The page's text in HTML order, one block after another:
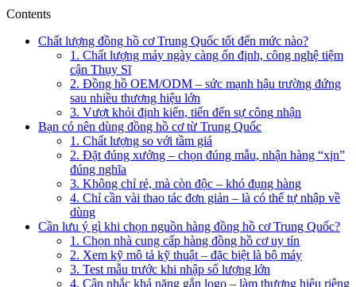
Contents
Chất lượng đồng hồ cơ Trung Quốc tốt đến mức nào?
1. Chất lượng máy ngày càng ổn định, công nghệ tiệm
cận Thụy Sĩ
2. Đồng hồ OEM/ODM – sức mạnh hậu trường đứng
sau nhiều thương hiệu lớn
3. Vượt khỏi định kiến, tiến đến sự công nhận
Bạn có nên dùng đồng hồ cơ từ Trung Quốc
1. Chất lượng so với tầm giá
2. Đặt đúng xưởng – chọn đúng mẫu, nhận hàng “xịn”
đúng nghĩa
3. Không chỉ rẻ, mà còn độc – khó đụng hàng
4. Chỉ cần vài thao tác đơn giản – là có thể tự nhập về
dùng
Cần lưu ý gì khi chọn nguồn hàng đồng hồ cơ Trung Quốc?
1. Chọn nhà cung cấp hàng đồng hồ cơ uy tín
2. Xem kỹ mô tả kỹ thuật – đặc biệt là bộ máy
3. Test mẫu trước khi nhập số lượng lớn
4. Cân nhắc khả năng gắn logo – làm thương hiệu riêng